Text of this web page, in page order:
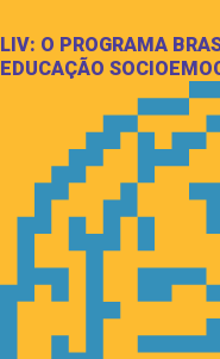
LIV: O PROGRAMA
EDUCAÇÃO